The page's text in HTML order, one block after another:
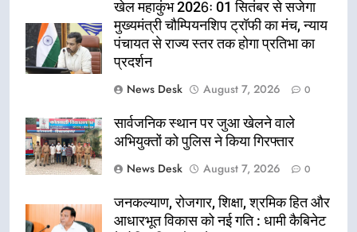
खेल महाकुंभ 2026ः 01 सितंबर से सजेगा
मुख्यमंत्री चौम्पियनशिप ट्रॉफी का मंच, न्याय
पंचायत से राज्य स्तर तक होगा प्रतिभा का
प्रदर्शन
News Desk
August 7, 2026 0
सार्वजनिक स्थान पर जुआ खेलने वाले
अभियुक्तों को पुलिस ने किया गिरफ्तार
News Desk
August 7, 2026 0
जनकल्याण, रोजगार, शिक्षा, श्रमिक हित और
आधारभूत विकास को नई गति : धामी कैबिनेट